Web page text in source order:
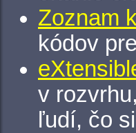
Zoznam
kódov
v
ľudí, čo